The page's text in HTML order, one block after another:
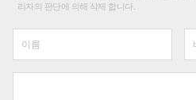
리자의 판단에 의해 삭제 합니다.